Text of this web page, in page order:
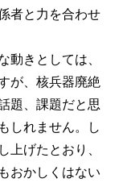
者と力を合わせ
きとしては、
が、核兵器廃絶
題、課題だと思
しれません。し
上げたとおり、
おかしくはない